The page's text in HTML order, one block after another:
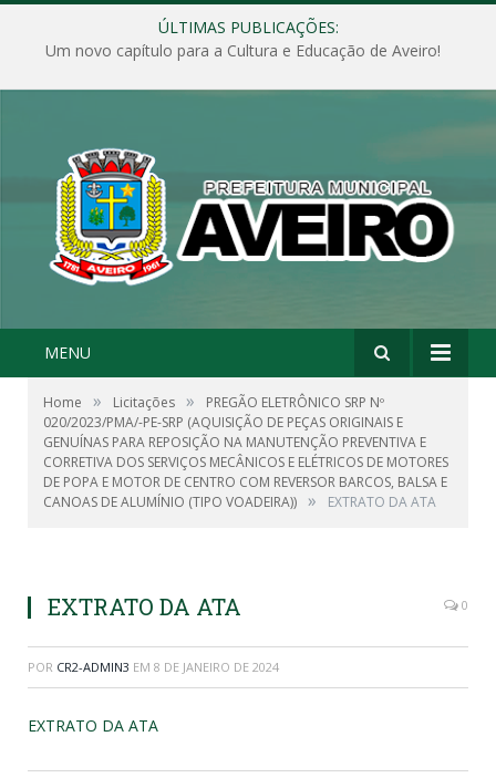
ÚLTIMAS PUBLICAÇÕES:
Um novo capítulo para a Cultura e Educação de Aveiro!
MENU
Home » Licitações »
PREGÃO ELETRÔNICO SRP Nº
020/2023/PMA/-PE-SRP (AQUISIÇÃO DE PEÇAS ORIGINAIS E
GENUÍNAS PARA REPOSIÇÃO NA MANUTENÇÃO PREVENTIVA E
CORRETIVA DOS SERVIÇOS MECÂNICOS E ELÉTRICOS DE MOTORES
DE POPA E MOTOR DE CENTRO COM REVERSOR BARCOS, BALSA E
CANOAS DE ALUMÍNIO (TIPO VOADEIRA)) » EXTRATO DA ATA
EXTRATO DA ATA 0
POR CR2-ADMIN3 EM 8 DE JANEIRO DE 2024
EXTRATO DA ATA